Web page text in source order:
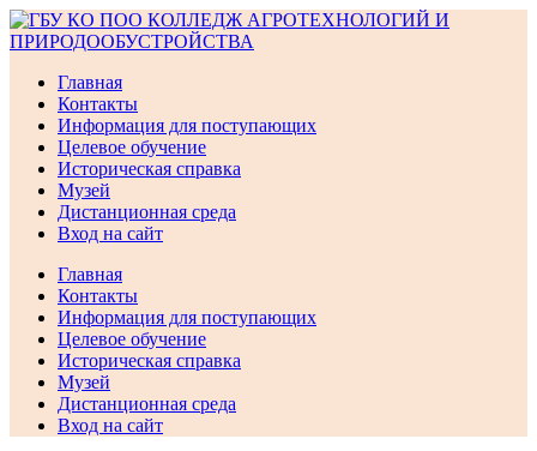
Перейти
к
Главная
Контакты
Информация для поступающих
Целевое обучение
Историческая справка
Музей
Дистанционная среда
Вход на сайт
Главная
Контакты
Информация для поступающих
Целевое обучение
Историческая справка
Музей
Дистанционная среда
Вход на сайт